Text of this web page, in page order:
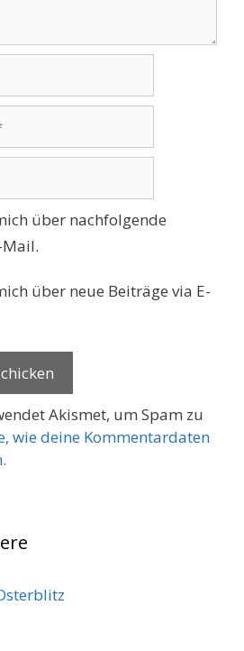
über nachfolgende
Mail.
über neue Beiträge via E-
Akismet, um Spam zu
wie deine Kommentardaten